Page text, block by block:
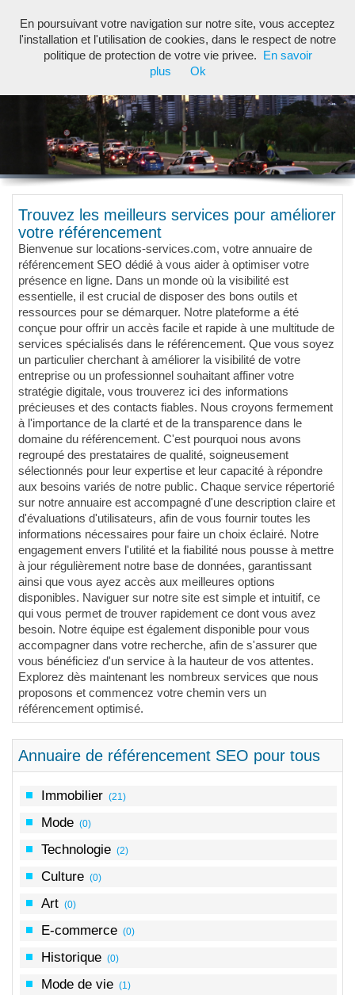
Trouvez les meilleurs services pour améliorer
votre référencement
Bienvenue sur locations-services.com, votre annuaire de
référencement SEO dédié à vous aider à optimiser votre
présence en ligne. Dans un monde où la visibilité est
essentielle, il est crucial de disposer des bons outils et
ressources pour se démarquer. Notre plateforme a été
conçue pour offrir un accès facile et rapide à une multitude de
services spécialisés dans le référencement. Que vous soyez
un particulier cherchant à améliorer la visibilité de votre
entreprise ou un professionnel souhaitant affiner votre
stratégie digitale, vous trouverez ici des informations
précieuses et des contacts fiables. Nous croyons fermement
à l'importance de la clarté et de la transparence dans le
domaine du référencement. C'est pourquoi nous avons
regroupé des prestataires de qualité, soigneusement
sélectionnés pour leur expertise et leur capacité à répondre
aux besoins variés de notre public. Chaque service répertorié
sur notre annuaire est accompagné d'une description claire et
d'évaluations d'utilisateurs, afin de vous fournir toutes les
informations nécessaires pour faire un choix éclairé. Notre
engagement envers l'utilité et la fiabilité nous pousse à mettre
à jour régulièrement notre base de données, garantissant
ainsi que vous ayez accès aux meilleures options
disponibles. Naviguer sur notre site est simple et intuitif, ce
qui vous permet de trouver rapidement ce dont vous avez
besoin. Notre équipe est également disponible pour vous
accompagner dans votre recherche, afin de s'assurer que
vous bénéficiez d'un service à la hauteur de vos attentes.
Explorez dès maintenant les nombreux services que nous
proposons et commencez votre chemin vers un
référencement optimisé.
Annuaire de référencement SEO pour tous
Immobilier (21)
Mode (0)
Technologie (2)
Culture (0)
Art (0)
E-commerce (0)
Historique (0)
Mode de vie (1)
En poursuivant votre navigation sur notre site, vous acceptez
l'installation et l'utilisation de cookies, dans le respect de notre
politique de protection de votre vie privee.
En savoir
plus
Ok